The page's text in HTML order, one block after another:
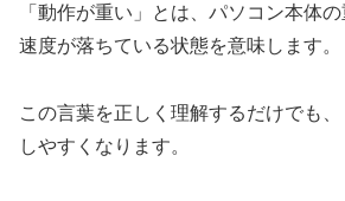
「動作が重い」とは、パソコン本体
速度が落ちている状態を意味します。
この言葉を正しく理解するだけでも
しやすくなります。